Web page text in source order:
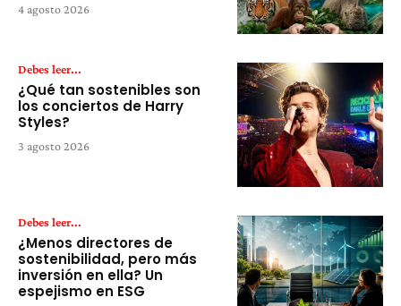
4 agosto 2026
Debes leer...
¿Qué tan sostenibles son
los conciertos de Harry
Styles?
3 agosto 2026
Debes leer...
¿Menos directores de
sostenibilidad, pero más
inversión en ella? Un
espejismo en ESG